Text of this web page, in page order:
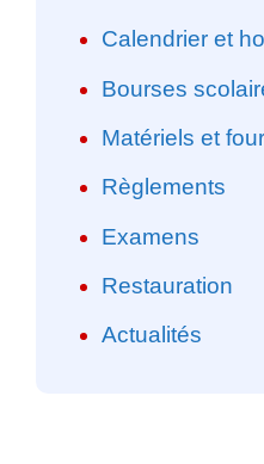
Calendrier et
Bourses
Matériels et
Règlements
Examens
Restauration
Actualités